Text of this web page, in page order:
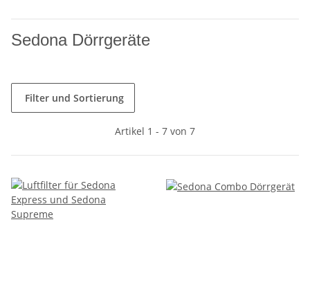
Sedona Dörrgeräte
Filter und Sortierung
Artikel 1 - 7 von 7